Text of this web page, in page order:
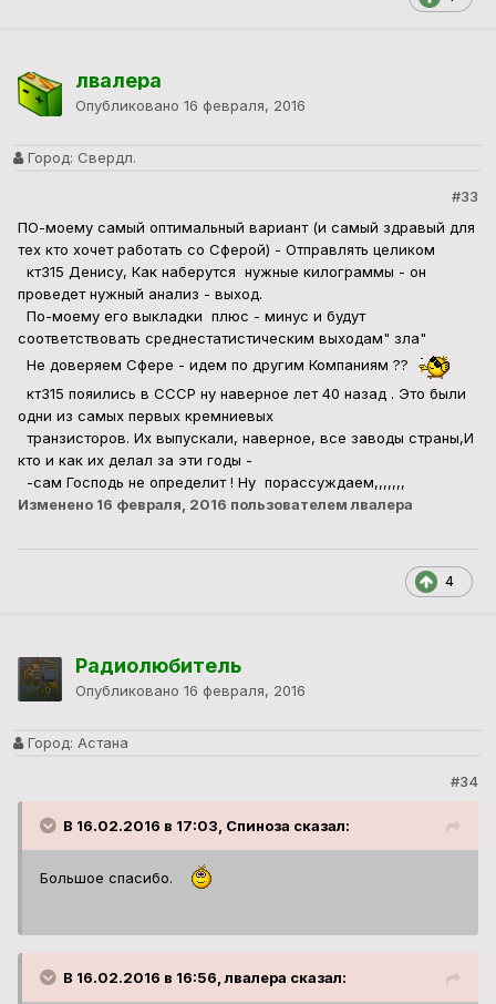
лвалера
Опубликовано 16 февраля, 2016
Город: Свердл.
#33
ПО-моему самый оптимальный вариант (и самый здравый для
тех кто хочет работать со Сферой) - Отправлять целиком
кт315 Денису, Как наберутся нужные килограммы - он
проведет нужный анализ - выход.
По-моему его выкладки плюс - минус и будут
соответствовать среднестатистическим выходам" зла"
Не доверяем Сфере - идем по другим Компаниям ??
кт315 пояились в СССР ну наверное лет 40 назад . Это были
одни из самых первых кремниевых
транзисторов. Их выпускали, наверное, все заводы страны,И
кто и как их делал за эти годы -
-сам Господь не определит ! Ну порассуждаем,,,,,,,
Изменено 16 февраля, 2016 пользователем лвалера
4
Радиолюбитель
Опубликовано 16 февраля, 2016
Город: Астана
#34
В 16.02.2016 в 17:03, Спиноза сказал:
Большое спасибо.
В 16.02.2016 в 16:56, лвалера сказал: